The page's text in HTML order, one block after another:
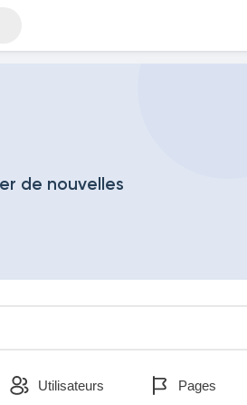
de nouvelles
Utilisateurs Pages